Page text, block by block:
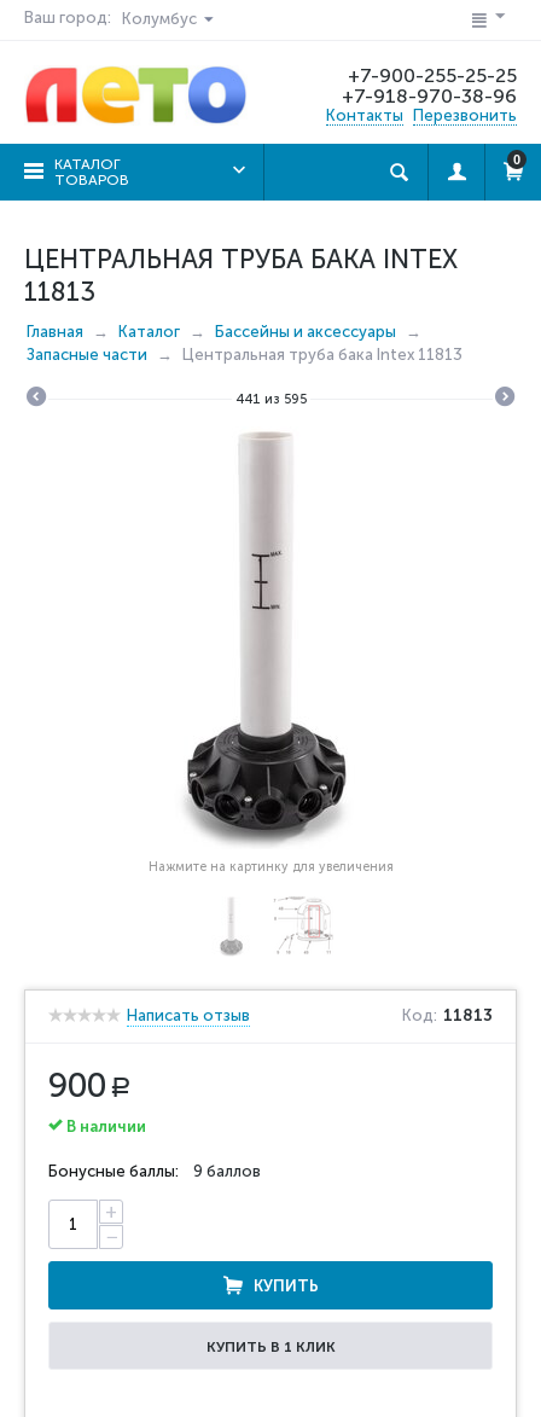
Ваш город: Колумбус
+7-900-255-25-25
+7-918-970-38-96
Контакты Перезвонить
КАТАЛОГ
ТОВАРОВ
0
ЦЕНТРАЛЬНАЯ ТРУБА БАКА INTEX
11813
Главная Каталог
Бассейны и аксессуары
Запасные части
Центральная труба бака Intex 11813
441 из 595
Нажмите на картинку для увеличения
Написать отзыв Код: 11813
900 Р
В наличии
Бонусные баллы: 9 баллов
+
−
КУПИТЬ
КУПИТЬ В 1 КЛИК